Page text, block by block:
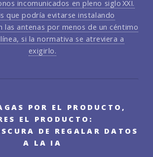
incomunicados en pleno siglo XXI.
que podría evitarse instalando
las antenas por menos de un céntimo
si la normativa se atreviera a
exigirlo.
POR EL PRODUCTO,
EL PRODUCTO:
DE REGALAR DATOS
A LA IA